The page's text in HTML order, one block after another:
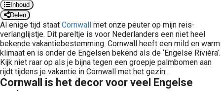
Inhoud
Delen
Al enige tijd staat Cornwall met onze peuter op mijn reis-
verlanglijstje. Dit pareltje is voor Nederlanders een niet heel
bekende vakantiebestemming. Cornwall heeft een mild en warm
klimaat en is onder de Engelsen bekend als de ‘Engelse Rivièra’.
Kijk niet raar op als je bijna tegen een groepje palmbomen aan
rijdt tijdens je vakantie in Cornwall met het gezin.
Cornwall is het decor voor veel Engelse